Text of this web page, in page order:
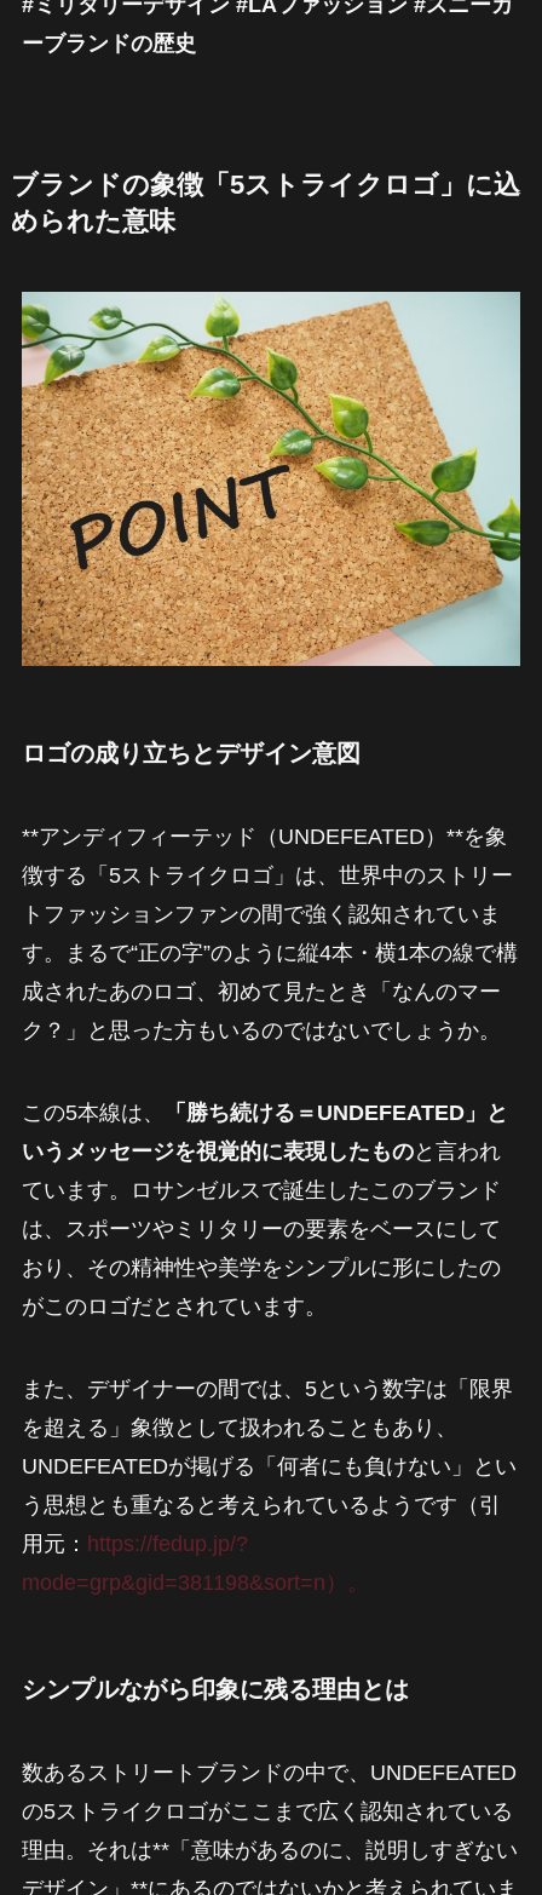
ーブランドの歴史
ブランドの象徴「5ストライクロゴ」に込
められた意味
ロゴの成り立ちとデザイン意図
**アンディフィーテッド（UNDEFEATED）**を象
徴する「5ストライクロゴ」は、世界中のストリー
トファッションファンの間で強く認知されていま
す。まるで“正の字”のように縦4本・横1本の線で構
成されたあのロゴ、初めて見たとき「なんのマー
ク？」と思った方もいるのではないでしょうか。
この5本線は、
「勝ち続ける＝UNDEFEATED」と
いうメッセージを視覚的に表現したものと言われ
ています。ロサンゼルスで誕生したこのブランド
は、スポーツやミリタリーの要素をベースにして
おり、その精神性や美学をシンプルに形にしたの
がこのロゴだとされています。
また、デザイナーの間では、5という数字は「限界
を超える」象徴として扱われることもあり、
UNDEFEATEDが掲げる「何者にも負けない」とい
う思想とも重なると考えられているようです（引
用元： https://fedup.jp/?
mode=grp&gid=381198&sort=n）。
シンプルながら印象に残る理由とは
数あるストリートブランドの中で、UNDEFEATED
の5ストライクロゴがここまで広く認知されている
理由。それは**「意味があるのに、説明しすぎない
デザイン」**にあるのではないかと考えられていま